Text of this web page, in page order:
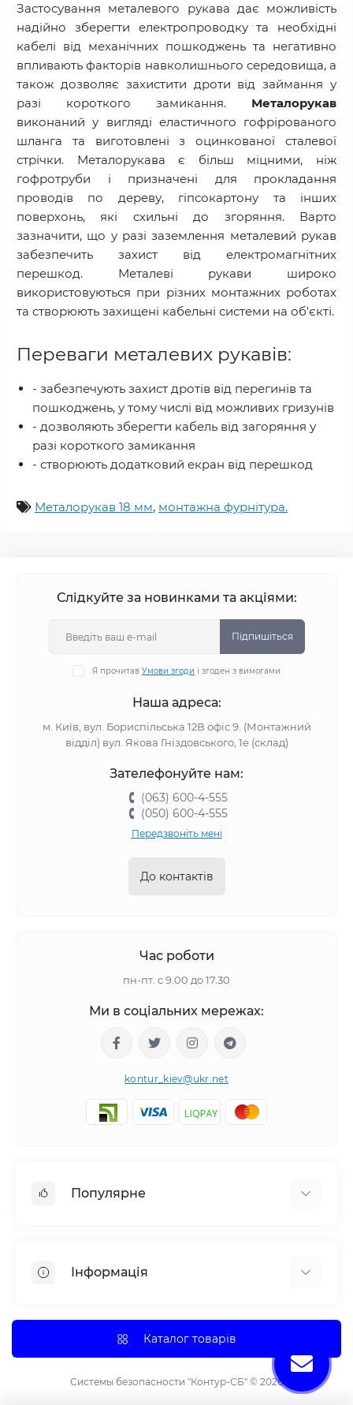
Застосування металевого рукава дає можливість
надійно зберегти електропроводку та необхідні
кабелі від механічних пошкоджень та негативно
впливають факторів навколишнього середовища, а
також дозволяє захистити дроти від займання у
разі короткого замикання. Металорукав
виконаний у вигляді еластичного гофрірованого
шланга та виготовлені з оцинкованої сталевої
стрічки. Металорукава є більш міцними, ніж
гофротруби і призначені для прокладання
проводів по дереву, гіпсокартону та інших
поверхонь, які схильні до згоряння. Варто
зазначити, що у разі заземлення металевий рукав
забезпечить захист від електромагнітних
перешкод. Металеві рукави широко
використовуються при різних монтажних роботах
та створюють захищені кабельні системи на об'єкті.
Переваги металевих рукавів:
- забезпечують захист дротів від перегинів та
пошкоджень, у тому числі від можливих гризунів
- дозволяють зберегти кабель від загоряння у
разі короткого замикання
- створюють додатковий екран від перешкод
Металорукав 18 мм, монтажна фурнітура.
Слідкуйте за новинками та акціями:
Підпишіться
Я прочитав Умови згоди і згоден з вимогами
Наша адреса:
м. Київ, вул. Бориспільська 12В офіс 9. (Монтажний
відділ) вул. Якова Гніздовського, 1е (склад)
Зателефонуйте нам:
(063) 600-4-555
(050) 600-4-555
Передзвоніть мені
До контактів
Час роботи
пн-пт. с 9.00 до 17.30
Ми в соціальних мережах:
kontur_kiev@ukr.net
Популярне
Інформація
Оплата і доставка
Прайс лист
Контакти
Каталог товарів
Системы безопасности "Контур-СБ" © 2026